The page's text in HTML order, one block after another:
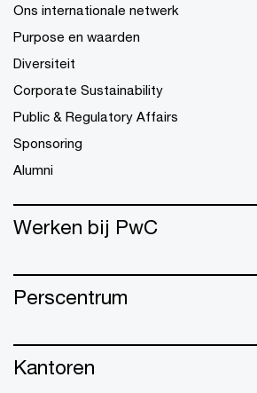
Ons internationale netwerk
Purpose en waarden
Diversiteit
Corporate Sustainability
Public & Regulatory Affairs
Sponsoring
Alumni
Werken bij PwC
Perscentrum
Kantoren